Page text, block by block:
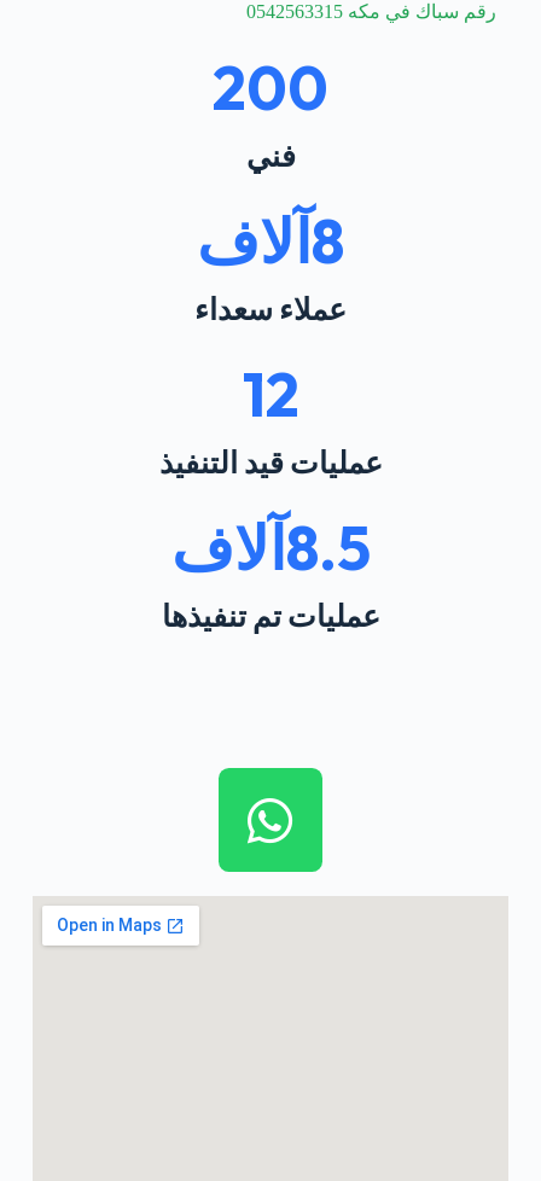
رقم سباك في مكه 0542563315
فني
200
عملاء سعداء
8آلاف
عمليات قيد التنفيذ
12
عمليات تم تنفيذها
8.5آلاف